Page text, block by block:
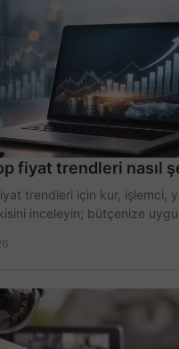
fiyat trendleri nasıl
trendleri için kur, işlemci,
inceleyin; bütçenize